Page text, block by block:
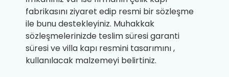
fabrikasını ziyaret edip resmi bir sözleşme
ile bunu destekleyiniz. Muhakkak
sözleşmelerinizde teslim süresi garanti
süresi ve villa kapı resmini tasarımını ,
kullanılacak malzemeyi belirtiniz.